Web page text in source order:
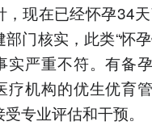
，现在已经怀孕34
门核实，此类“怀
实严重不符。有备
疗机构的优生优育
专业评估和干预。